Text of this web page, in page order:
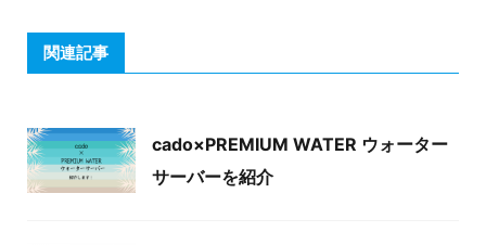
関連記事
cado×PREMIUM WATER ウォーター
サーバーを紹介